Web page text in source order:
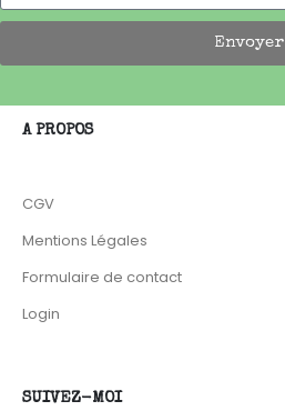
Envoyer
A PROPOS
CGV
Mentions Légales
Formulaire de contact
Login
SUIVEZ-MOI